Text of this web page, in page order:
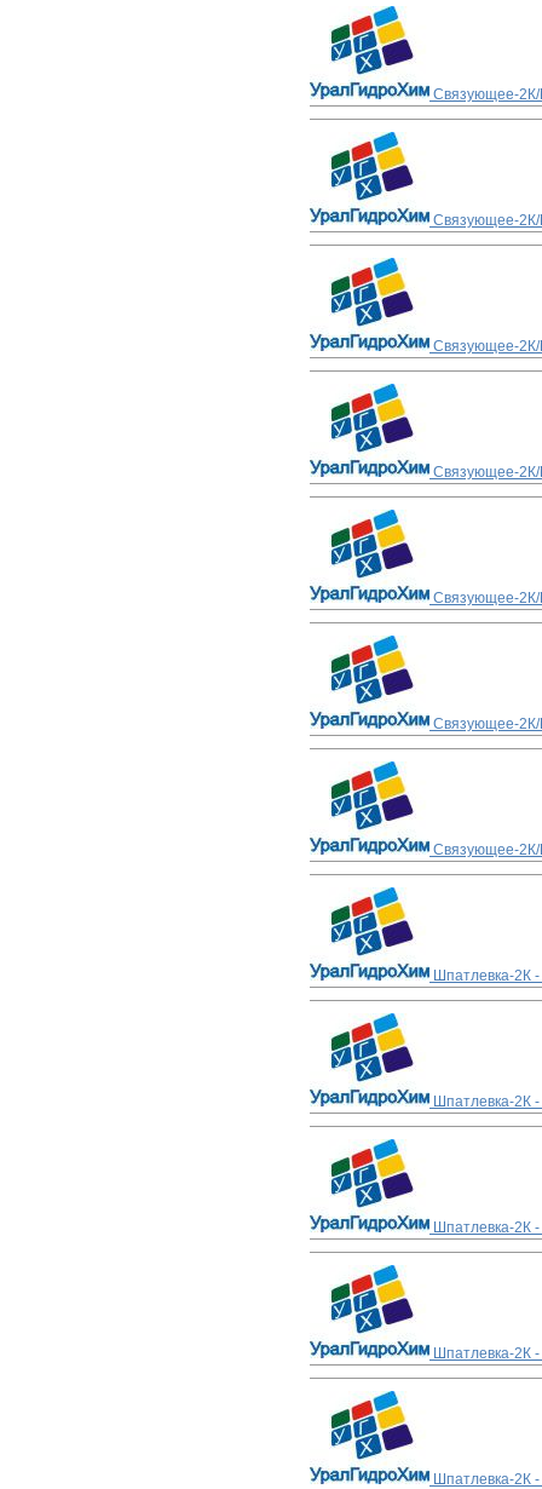
Связующее-2К/
Связующее-2К/
Связующее-2К/
Связующее-2К/
Связующее-2К/
Связующее-2К/
Связующее-2К/
Шпатлевка-2К
Шпатлевка-2К
Шпатлевка-2К
Шпатлевка-2К
Шпатлевка-2К